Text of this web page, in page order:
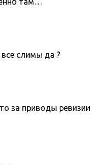
слимы да ?
за приводы ревизии